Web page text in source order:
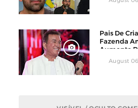
Pais De
Fazenda
Aumento
August